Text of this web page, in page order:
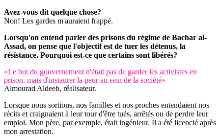
Avez-vous dit quelque chose?
Non! Les gardes m'auraient frappé.
Lorsqu'on entend parler des prisons du régime de Bachar al-
Assad, on pense que l'objectif est de tuer les détenus, la
résistance. Pourquoi est-ce que certains sont libérés?
«Le but du gouvernement n'était pas de garder les activistes en
prison, mais d'instaurer la peur au sein de la société»
Almourad Aldeeb, réalisateur.
Lorsque nous sortions, nos familles et nos proches entendaient nos
récits et craignaient à leur tour d'être tués, arrêtés ou de perdre leur
emploi. Mon père, par exemple, était ingénieur. Il a été licencié après
mon arrestation.